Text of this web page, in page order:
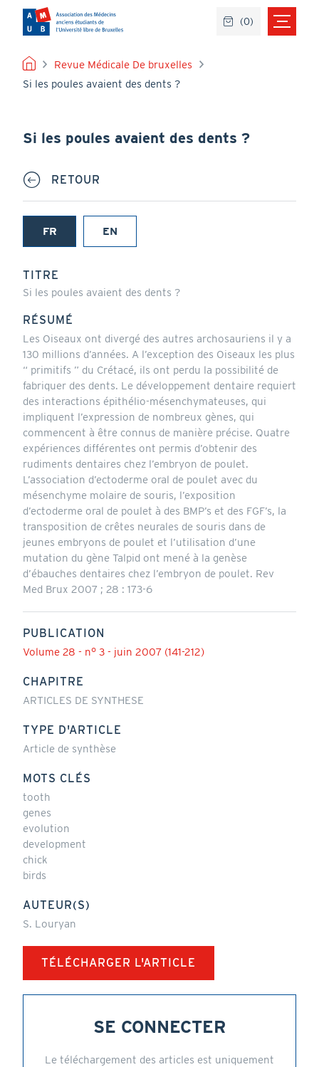
contenu
principal
FIL
D'ARIANE
Revue Médicale De bruxelles
Si les poules avaient des dents ?
Si les poules avaient des dents ?
RETOUR
FR
(onglet
EN
TITRE
Si les poules avaient des dents ?
RÉSUMÉ
Les Oiseaux ont divergé des autres archosauriens il y a
130 millions d’années. A l’exception des Oiseaux les plus
“ primitifs ” du Crétacé, ils ont perdu la possibilité de
fabriquer des dents. Le développement dentaire requiert
des interactions épithélio-mésenchymateuses, qui
impliquent l’expression de nombreux gènes, qui
commencent à être connus de manière précise. Quatre
expériences différentes ont permis d’obtenir des
rudiments dentaires chez l’embryon de poulet.
L’association d’ectoderme oral de poulet avec du
mésenchyme molaire de souris, l’exposition
d’ectoderme oral de poulet à des BMP’s et des FGF’s, la
transposition de crêtes neurales de souris dans de
jeunes embryons de poulet et l’utilisation d’une
mutation du gène Talpid ont mené à la genèse
d’ébauches dentaires chez l’embryon de poulet. Rev
Med Brux 2007 ; 28 : 173-6
PUBLICATION
Volume 28 - n° 3 - juin 2007 (141-212)
CHAPITRE
ARTICLES DE SYNTHESE
TYPE D'ARTICLE
Article de synthèse
MOTS CLÉS
tooth
genes
evolution
development
chick
birds
AUTEUR(S)
S. Louryan
TÉLÉCHARGER L'ARTICLE
SE CONNECTER
Le téléchargement des articles est uniquement
(0)